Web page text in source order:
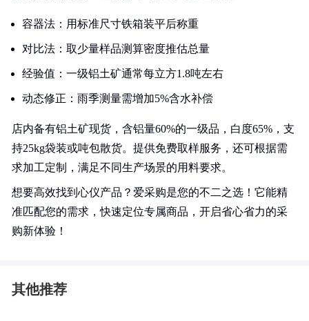
容器法：用标准尺寸铁箱装平后称重
对比法：取少量样品测算密度推估总量
经验值：一级铝土矿通常每立方1.8吨左右
动态修正：雨季测量需增加5%含水补偿
店内备有铝土矿现货，含铝量60%的一级品，白度65%，支
持25kg袋装或吨包散货。提供免费取样服务，还可根据需
求加工定制，满足不同生产场景的用料要求。
想要高效找到心仪产品？爱采购是您的不二之选！它能精
准匹配您的需求，快速定位专属商品，开启省心省力的采
购新体验！
其他推荐